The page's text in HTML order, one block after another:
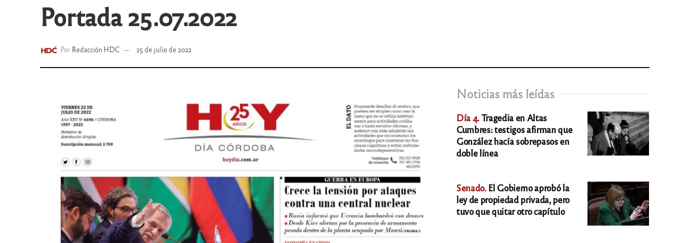
Portada 25.07.2022
Por Redacción HDC 25 de julio de 2022
Noticias más leídas
Día 4.Tragedia en Altas
Cumbres: testigos afirman que
González hacía sobrepasos en
doble línea
Senado.El Gobierno aprobó la
ley de propiedad privada, pero
tuvo que quitar otro capítulo